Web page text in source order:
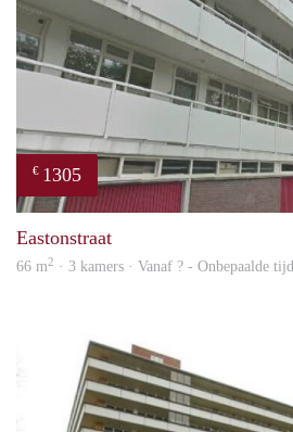
€ 1305
Eastonstraat
66 m2 · 3 kamers · Vanaf ? - Onbepaalde tijd